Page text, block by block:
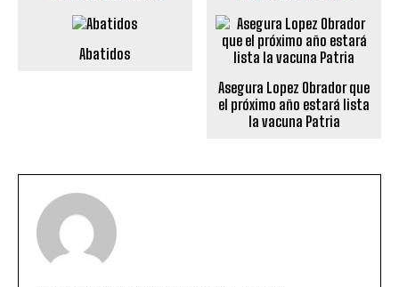
Abatidos
Asegura Lopez Obrador que
el próximo año estará lista
la vacuna Patria